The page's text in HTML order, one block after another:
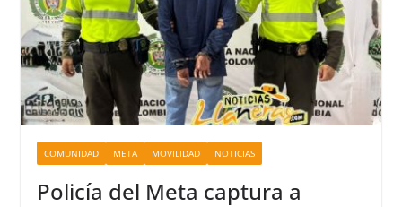
COMUNIDAD META MOVILIDAD NOTICIAS
Policía del Meta captura a